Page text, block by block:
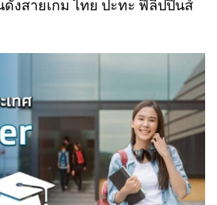
งสายเกม ไทย ปะทะ ฟิลิปปินส์